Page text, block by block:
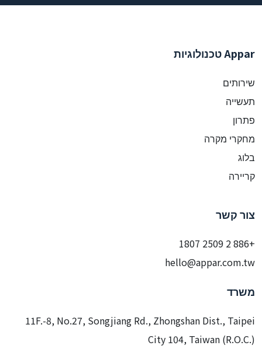
Appar טכנולוגיות
שירותים
תעשייה
פתרון
מחקרי מקרה
בלוג
קריירה
צור קשר
+886 2 2509 1807
hello@appar.com.tw
משרד
11F.-8, No.27, Songjiang Rd., Zhongshan Dist., Taipei
City 104, Taiwan (R.O.C.)